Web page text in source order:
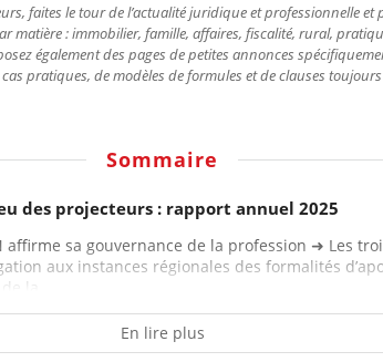
faites le tour de l’actualité juridique et professionnelle et
matière : immobilier, famille, affaires, fiscalité, rural,
également des pages de petites annonces
pratiques, de modèles de formules et de clauses
Sommaire
des projecteurs : rapport annuel 2025
affirme sa gouvernance de la profession ➜ Les
aux instances régionales des formalités
la...
En lire plus